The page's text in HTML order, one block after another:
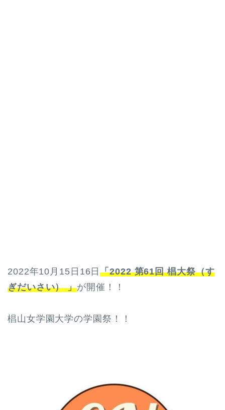
2022年10月15日16日「2022 第61回 椙大祭（す
ぎだいさい） 」が開催！！
椙山女学園大学の学園祭！！